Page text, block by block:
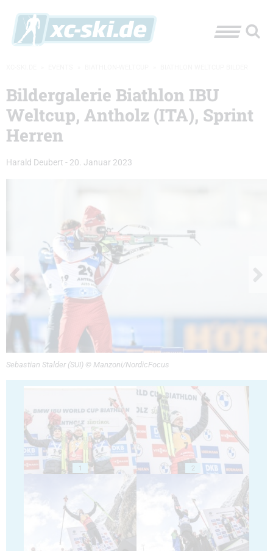
Bildergalerie Biathlon IBU
Weltcup, Antholz (ITA), Sprint
Herren
Harald Deubert - 20. Januar 2023
Sebastian Stalder (SUI) © Manzoni/NordicFocus
1 2